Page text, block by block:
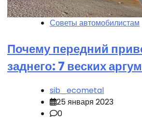
Советы автомобилистам
Почему передний
заднего: 7 веских
sib_ecometal
25 января 2023
0